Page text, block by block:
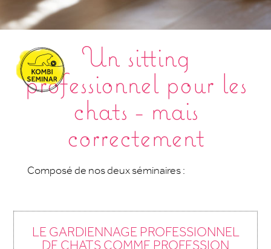
Un sitting
professionnel pour les
chats - mais
correctement
Composé de nos deux séminaires :
LE GARDIENNAGE PROFESSIONNEL
DE CHATS COMME PROFESSION